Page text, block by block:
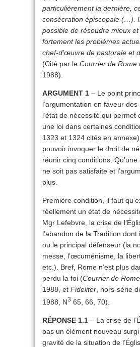
particulièrement la dernière,
consécration épiscopale (…).
possible de résoudre mieux et
fortement les problèmes
chef-d’œuvre de pastorale et
(Cité par le Courrier de Rome
1988).
ARGUMENT 1 – Le point
l’argumentation en faveur
l’état de nécessité qui permet
une loi dans certaines
1323 et 1324 cités en
pouvoir invoquer le droit de
réunir cinq conditions. Qu’une
ne soit pas satisfaite et
plus.
Première condition, il faut
réellement un état de
Mgr Lefebvre, la crise de
l’abandon de la Tradition dont
ou le principal défenseur (la
messe, l’œcuménisme, la
etc.). Bref, Rome n’est plus
perdu la foi (Courrier de Rome
1988, et Fideliter , hors-série
1988, N3 65, 66, 70).
RÉPONSE 1.1 – La crise de
pas un élément nouveau
gravité de la situation de